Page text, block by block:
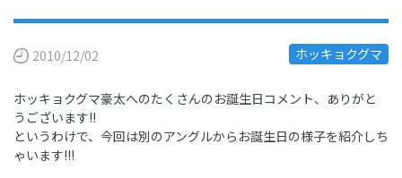
2010/12/02 ホッキョクグマ
ホッキョクグマ豪太へのたくさんのお誕生日コメント、ありがと
うございます!!
というわけで、今回は別のアングルからお誕生日の様子を紹介しち
ゃいます!!!